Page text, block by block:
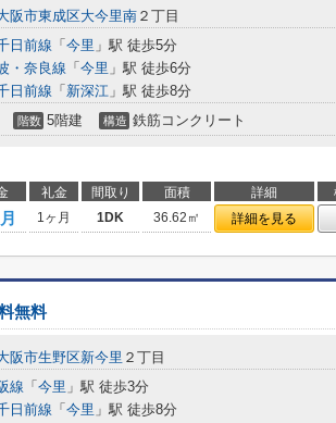
阪市東成区大今里南 ２丁目
日前線 「 今里 」駅 徒歩5分
・奈良線 「 今里 」駅 徒歩6分
日前線 「 新深江 」駅 徒歩8分
階数 5階建 構造 鉄筋コンクリート
礼金 間取り 面積 詳細
1ヶ月 1DK 36.62㎡ 詳細を見る
無料
阪市生野区新今里 ２丁目
線 「 今里 」駅 徒歩3分
日前線 「 今里 」駅 徒歩8分